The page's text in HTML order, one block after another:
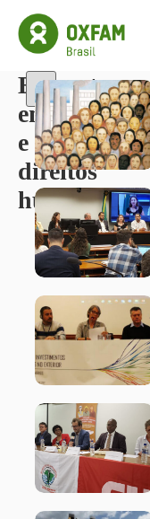
Etiqueta:
empresas
e
direitos
humanos